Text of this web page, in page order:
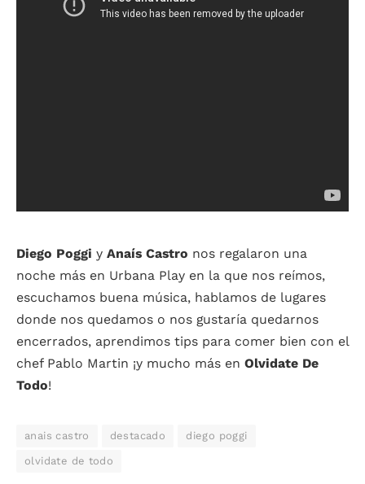
Diego Poggi y Anaís Castro nos regalaron una
noche más en Urbana Play en la que nos reímos,
escuchamos buena música, hablamos de lugares
donde nos quedamos o nos gustaría quedarnos
encerrados, aprendimos tips para comer bien con el
chef Pablo Martin ¡y mucho más en Olvidate De
Todo!
anais castro destacado diego poggi
olvidate de todo